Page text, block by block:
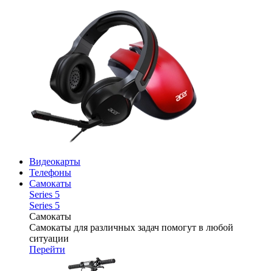
Видеокарты
Телефоны
Самокаты
Series 5
Series 5
Самокаты
Самокаты для различных задач помогут в любой
ситуации
Перейти